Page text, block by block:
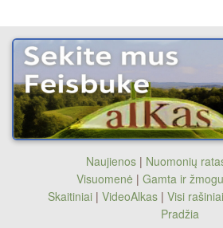
Naujienos| Nuomonių
Visuomenė | Gamta ir
Skaitiniai | VideoAlkas | Visi rašiniai
Pradžia